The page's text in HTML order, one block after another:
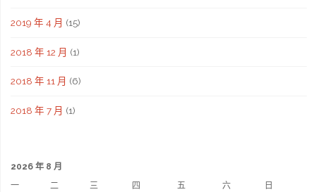
2019 年 4 月 (15)
2018 年 12 月 (1)
2018 年 11 月 (6)
2018 年 7 月 (1)
2026 年 8 月
一
二 三 四 五 六
日